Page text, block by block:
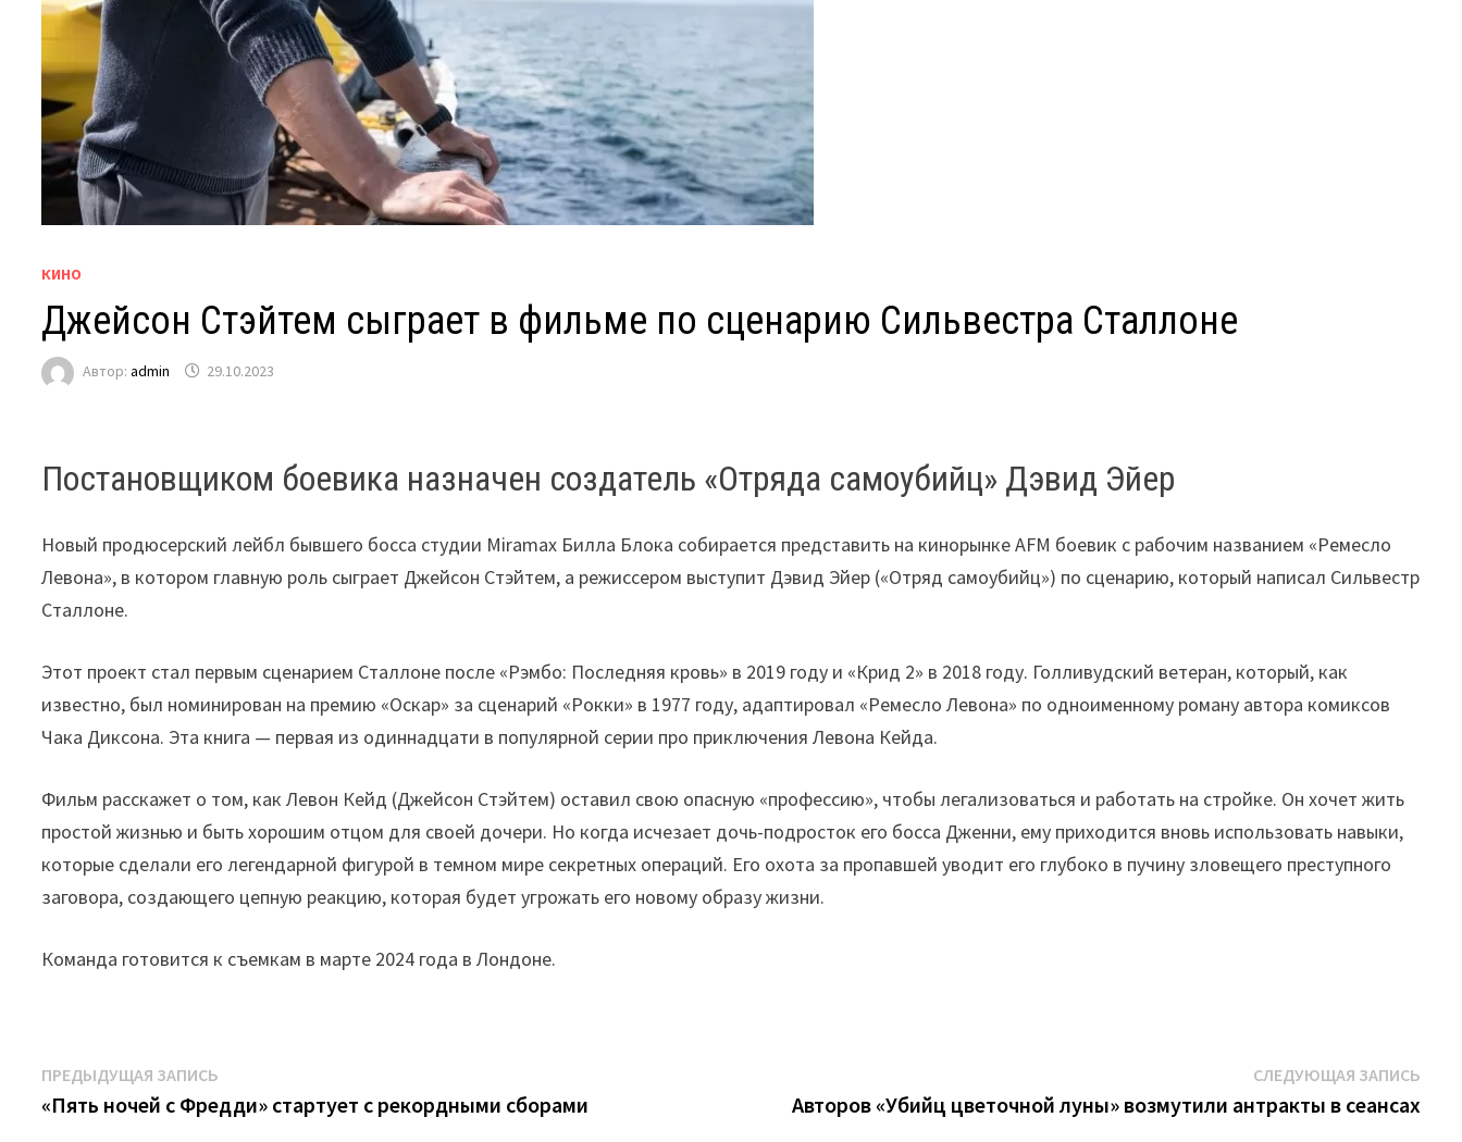
КИНО
Джейсон Стэйтем сыграет в фильме по сценарию Сильвестра Сталлоне
Автор:admin 29.10.2023
Постановщиком боевика назначен создатель «Отряда самоубийц» Дэвид Эйер
Новый продюсерский лейбл бывшего босса студии Miramax Билла Блока собирается представить на кинорынке AFM боевик с рабочим названием «Ремесло
Левона», в котором главную роль сыграет Джейсон Стэйтем, а режиссером выступит Дэвид Эйер («Отряд самоубийц») по сценарию, который написал Сильвестр
Сталлоне.
Этот проект стал первым сценарием Сталлоне после «Рэмбо: Последняя кровь» в 2019 году и «Крид 2» в 2018 году. Голливудский ветеран, который, как
известно, был номинирован на премию «Оскар» за сценарий «Рокки» в 1977 году, адаптировал «Ремесло Левона» по одноименному роману автора комиксов
Чака Диксона. Эта книга — первая из одиннадцати в популярной серии про приключения Левона Кейда.
Фильм расскажет о том, как Левон Кейд (Джейсон Стэйтем) оставил свою опасную «профессию», чтобы легализоваться и работать на стройке. Он хочет жить
простой жизнью и быть хорошим отцом для своей дочери. Но когда исчезает дочь-подросток его босса Дженни, ему приходится вновь использовать навыки,
которые сделали его легендарной фигурой в темном мире секретных операций. Его охота за пропавшей уводит его глубоко в пучину зловещего преступного
заговора, создающего цепную реакцию, которая будет угрожать его новому образу жизни.
Команда готовится к съемкам в марте 2024 года в Лондоне.
Навигация
по
ПРЕДЫДУЩАЯ ЗАПИСЬ
запись:
«Пять ночей с Фредди» стартует с рекордными сборами
СЛЕДУЮЩАЯ ЗАПИСЬ
Авторов «Убийц цветочной луны» возмутили антракты в сеансах